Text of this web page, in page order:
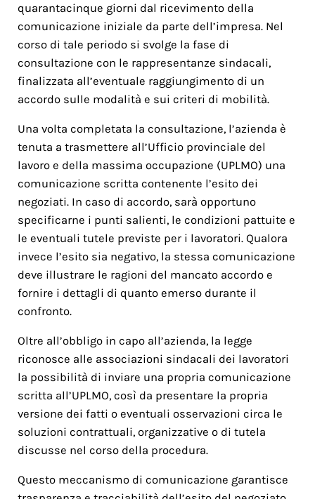
quarantacinque giorni dal ricevimento della
comunicazione iniziale da parte dell’impresa. Nel
corso di tale periodo si svolge la fase di
consultazione con le rappresentanze sindacali,
finalizzata all’eventuale raggiungimento di un
accordo sulle modalità e sui criteri di mobilità.
Una volta completata la consultazione, l’azienda è
tenuta a trasmettere all’Ufficio provinciale del
lavoro e della massima occupazione (UPLMO) una
comunicazione scritta contenente l’esito dei
negoziati. In caso di accordo, sarà opportuno
specificarne i punti salienti, le condizioni pattuite e
le eventuali tutele previste per i lavoratori. Qualora
invece l’esito sia negativo, la stessa comunicazione
deve illustrare le ragioni del mancato accordo e
fornire i dettagli di quanto emerso durante il
confronto.
Oltre all’obbligo in capo all’azienda, la legge
riconosce alle associazioni sindacali dei lavoratori
la possibilità di inviare una propria comunicazione
scritta all’UPLMO, così da presentare la propria
versione dei fatti o eventuali osservazioni circa le
soluzioni contrattuali, organizzative o di tutela
discusse nel corso della procedura.
Questo meccanismo di comunicazione garantisce